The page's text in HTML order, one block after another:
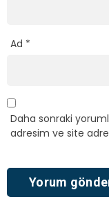
Ad *
Daha sonraki
adresim ve site